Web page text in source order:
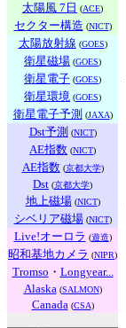
太陽風 7日 (ACE)
セクター構造 (NICT)
太陽放射線 (GOES)
衛星磁場 (GOES)
衛星電子 (GOES)
衛星環境 (GOES)
衛星電子予測 (JAXA)
Dst予測 (NICT)
AE指数 (NICT)
AE指数(京都大学)
Dst (京都大学)
地上磁場(NICT)
シベリア磁場(NICT)
Live!オーロラ (遊造)
昭和基地カメラ (NIPR)
Tromso ・ Longyear...
Alaska (SALMON)
Canada (CSA)